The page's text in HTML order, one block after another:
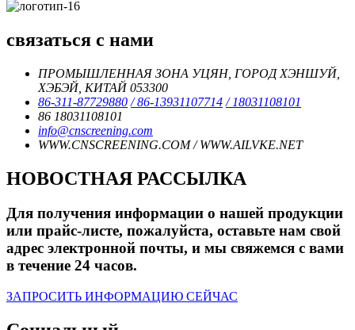
связаться с нами
ПРОМЫШЛЕННАЯ ЗОНА УЦЯН, ГОРОД ХЭНШУЙ,
ХЭБЭЙ, КИТАЙ 053300
86-311-87729880 / 86-13931107714 / 18031108101
86 18031108101
info@cnscreening.com
WWW.CNSCREENING.COM / WWW.AILVKE.NET
НОВОСТНАЯ РАССЫЛКА
Для получения информации о нашей продукции
или прайс-листе, пожалуйста, оставьте нам свой
адрес электронной почты, и мы свяжемся с вами
в течение 24 часов.
ЗАПРОСИТЬ ИНФОРМАЦИЮ СЕЙЧАС